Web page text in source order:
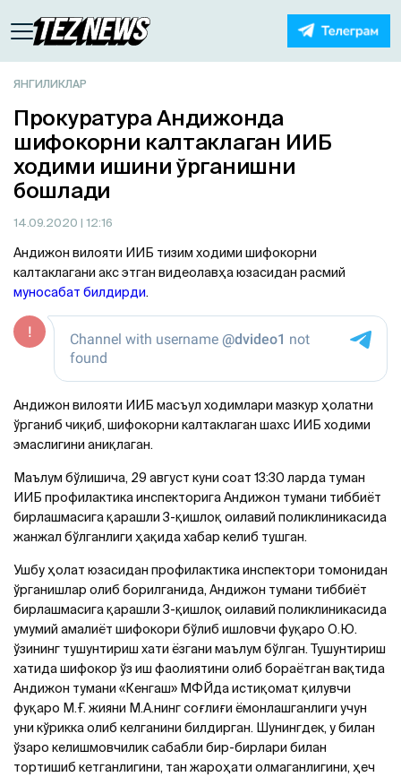
ЯНГИЛИКЛАР
Прокуратура Андижонда
шифокорни калтаклаган ИИБ
ходими ишини ўрганишни
бошлади
14.09.2020 | 12:16
Андижон вилояти ИИБ тизим ходими шифокорни
калтаклагани акс этган видеолавҳа юзасидан расмий
муносабат билдирди.
Андижон вилояти ИИБ масъул ходимлари мазкур ҳолатни
ўрганиб чиқиб, шифокорни калтаклаган шахс ИИБ ходими
эмаслигини аниқлаган.
Маълум бўлишича, 29 август куни соат 13:30 ларда туман
ИИБ профилактика инспекторига Андижон тумани тиббиёт
бирлашмасига қарашли 3-қишлоқ оилавий поликлиникасида
жанжал бўлганлиги ҳақида хабар келиб тушган.
Ушбу ҳолат юзасидан профилактика инспектори томонидан
ўрганишлар олиб борилганида, Андижон тумани тиббиёт
бирлашмасига қарашли 3-қишлоқ оилавий поликлиникасида
умумий амалиёт шифокори бўлиб ишловчи фуқаро О.Ю.
ўзининг тушунтириш хати ёзгани маълум бўлган. Тушунтириш
хатида шифокор ўз иш фаолиятини олиб бораётган вақтида
Андижон тумани «Кенгаш» МФЙда истиқомат қилувчи
фуқаро М.Ғ. жияни М.А.нинг соғлиғи ёмонлашганлиги учун
уни кўрикка олиб келганини билдирган. Шунингдек, у билан
ўзаро келишмовчилик сабабли бир-бирлари билан
тортишиб кетганлигини, тан жароҳати олмаганлигини, ҳеч